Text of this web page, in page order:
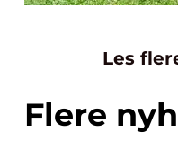
Les
Flere